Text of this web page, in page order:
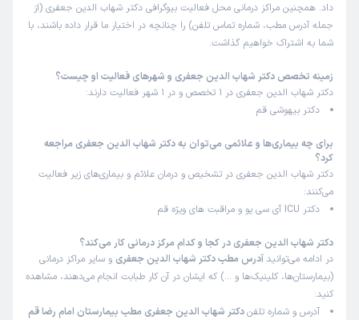
داد. همچنین مراکز درمانی محل فعالیت بیوگرافی دکتر شهاب الدین جعفری (از
جمله آدرس مطب، شماره تماس تلفن) را چنانچه در اختیار ما قرار داده باشند، با
شما به اشتراک خواهیم گذاشت.
زمینه تخصص دکتر شهاب الدین جعفری و شهرهای فعالیت او چیست؟
دکتر شهاب الدین جعفری در 1 تخصص و در 1 شهر فعالیت دارند:
دکتر بیهوشی قم
برای چه بیماری‌ها و علائمی می‌توان به دکتر شهاب الدین جعفری مراجعه
کرد؟
دکتر شهاب الدین جعفری در تشخیص و درمان علائم و بیماری‌های زیر فعالیت
می‌کنند:
دکتر ICU آی سی یو و مراقبت های ویژه قم
دکتر شهاب الدین جعفری در کجا و کدام مرکز درمانی کار می‌کند؟
در ادامه می‌توانید آدرس مطب دکتر شهاب الدین جعفری و سایر مراکز درمانی
(بیمارستان‌ها، کلینیک‌ها و …) که ایشان در آن کار طبابت انجام می‌دهند، مشاهده
کنید:
آدرس و شماره تلفندکتر شهاب الدین جعفری مطب بیمارستان امام رضا قم